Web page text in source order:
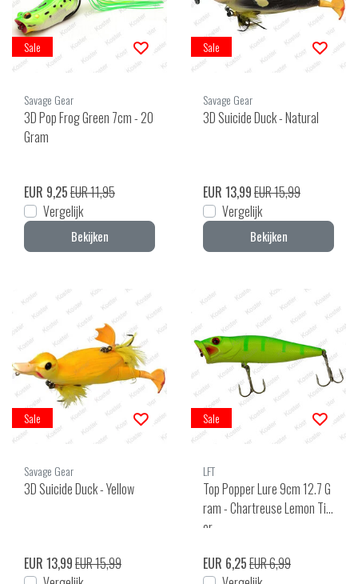
Sale
Savage Gear
3D Pop Frog Green 7cm - 20
Gram
EUR 9,25EUR 11,95
Vergelijk
Bekijken
Sale
Savage Gear
3D Suicide Duck - Natural
EUR 13,99EUR 15,99
Vergelijk
Bekijken
Sale
Savage Gear
3D Suicide Duck - Yellow
EUR 13,99EUR 15,99
Sale
LFT
Top Popper Lure 9cm 12.7 G
ram - Chartreuse Lemon Tig
er
EUR 6,25EUR 6,99